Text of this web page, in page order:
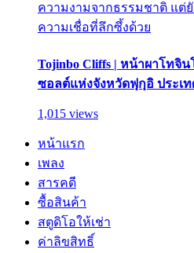
ความงามจากธรรมชาติ แต่
ความเชื่อที่ลึกซึ้งด้วย
Tojinbo Cliffs | หน้าผาโทจิ
ซอลต์แห่งจังหวัดฟุกุอิ ประเ
1,015 views
หน้าแรก
เพลง
สารคดี
ซื้อสินค้า
สตูดิโอให้เช่า
ค่าลิขสิทธิ์